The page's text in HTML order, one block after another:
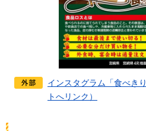
インスタグラム「食べき
トへリンク）